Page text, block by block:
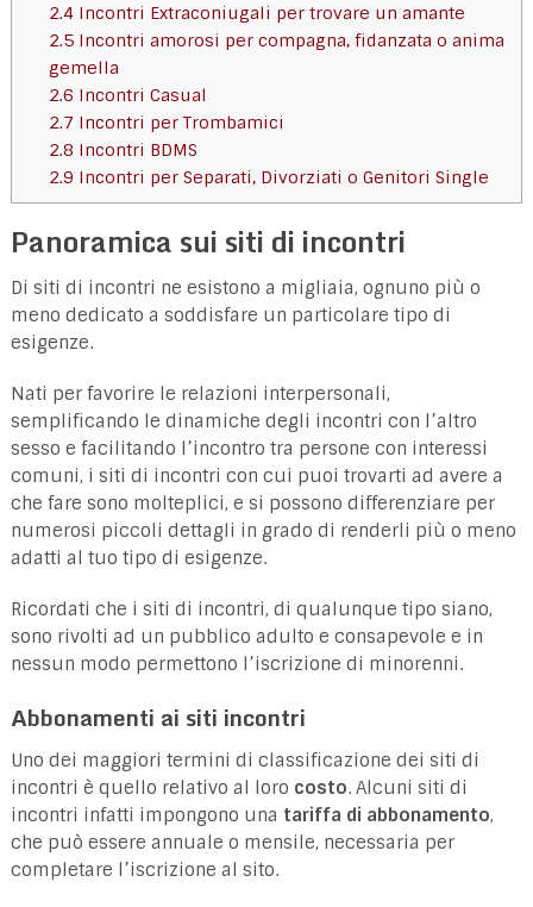
2.4 Incontri Extraconiugali per trovare un amante
2.5 Incontri amorosi per compagna, fidanzata o anima
gemella
2.6 Incontri Casual
2.7 Incontri per Trombamici
2.8 Incontri BDMS
2.9 Incontri per Separati, Divorziati o Genitori Single
Panoramica sui siti di incontri
Di siti di incontri ne esistono a migliaia, ognuno più o
meno dedicato a soddisfare un particolare tipo di
esigenze.
Nati per favorire le relazioni interpersonali,
semplificando le dinamiche degli incontri con l’altro
sesso e facilitando l’incontro tra persone con interessi
comuni, i siti di incontri con cui puoi trovarti ad avere a
che fare sono molteplici, e si possono differenziare per
numerosi piccoli dettagli in grado di renderli più o meno
adatti al tuo tipo di esigenze.
Ricordati che i siti di incontri, di qualunque tipo siano,
sono rivolti ad un pubblico adulto e consapevole e in
nessun modo permettono l’iscrizione di minorenni.
Abbonamenti ai siti incontri
Uno dei maggiori termini di classificazione dei siti di
incontri è quello relativo al loro costo. Alcuni siti di
incontri infatti impongono una tariffa di abbonamento,
che può essere annuale o mensile, necessaria per
completare l’iscrizione al sito.